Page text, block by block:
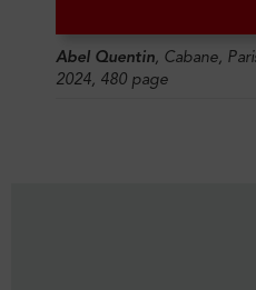
Abel Quentin, Cabane,
2024, 480 page